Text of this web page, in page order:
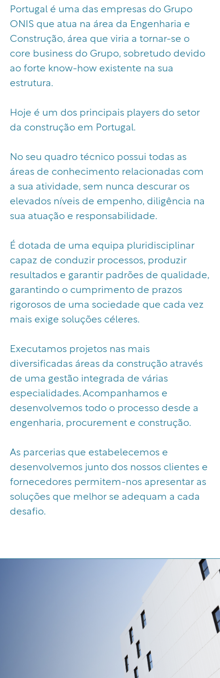
Portugal é uma das empresas do Grupo
ONIS que atua na área da Engenharia e
Construção, área que viria a tornar-se o
core business do Grupo, sobretudo devido
ao forte know-how existente na sua
estrutura.
Hoje é um dos principais players do setor
da construção em Portugal.
No seu quadro técnico possui todas as
áreas de conhecimento relacionadas com
a sua atividade, sem nunca descurar os
elevados níveis de empenho, diligência na
sua atuação e responsabilidade.
É dotada de uma equipa pluridisciplinar
capaz de conduzir processos, produzir
resultados e garantir padrões de qualidade,
garantindo o cumprimento de prazos
rigorosos de uma sociedade que cada vez
mais exige soluções céleres.
Executamos projetos nas mais
diversificadas áreas da construção através
de uma gestão integrada de várias
especialidades. Acompanhamos e
desenvolvemos todo o processo desde a
engenharia, procurement e construção.
As parcerias que estabelecemos e
desenvolvemos junto dos nossos clientes e
fornecedores permitem-nos apresentar as
soluções que melhor se adequam a cada
desafio.